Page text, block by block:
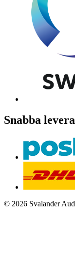
Snabba
© 2026 Svalander